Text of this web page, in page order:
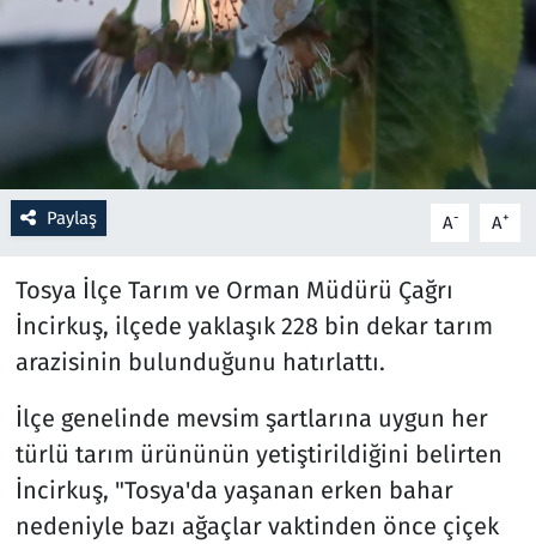
Paylaş A- A+
Tosya İlçe Tarım ve Orman Müdürü Çağrı
İncirkuş, ilçede yaklaşık 228 bin dekar tarım
arazisinin bulunduğunu hatırlattı.
İlçe genelinde mevsim şartlarına uygun her
türlü tarım ürününün yetiştirildiğini belirten
İncirkuş, "Tosya'da yaşanan erken bahar
nedeniyle bazı ağaçlar vaktinden önce çiçek
Resmi İlanlar
Rüya Tabirleri
Sağlık
Savunma Sanayi
Spor
Teknoloji ve Bilim
Televizyon